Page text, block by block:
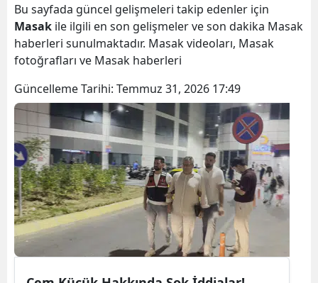
Bu sayfada güncel gelişmeleri takip edenler için
Masak ile ilgili en son gelişmeler ve son dakika Masak
haberleri sunulmaktadır. Masak videoları, Masak
fotoğrafları ve Masak haberleri
Güncelleme Tarihi: Temmuz 31, 2026 17:49